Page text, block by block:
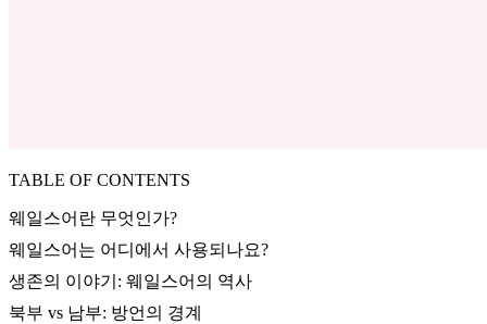
TABLE OF CONTENTS
웨일스어란 무엇인가?
웨일스어는 어디에서 사용되나요?
생존의 이야기: 웨일스어의 역사
북부 vs 남부: 방언의 경계